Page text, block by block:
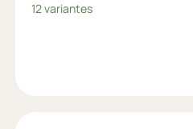
12 variantes